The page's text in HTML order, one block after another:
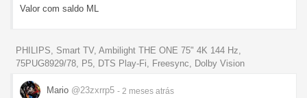
Valor com saldo ML
PHILIPS, Smart TV, Ambilight THE ONE 75" 4K 144 Hz,
75PUG8929/78, P5, DTS Play-Fi, Freesync, Dolby Vision
Mario @23zxrrp5 - 2 meses atrás